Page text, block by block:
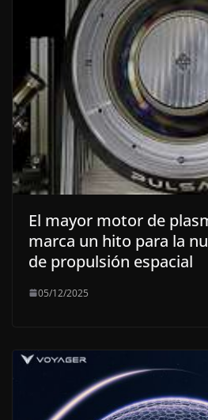
El mayor motor de
marca un hito para la
de propulsión espacial
05/12/2025